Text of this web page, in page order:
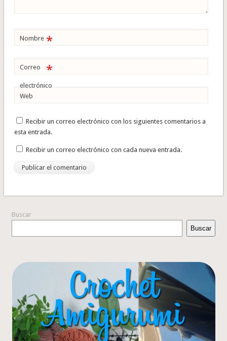
Nombre *
Correo
electrónico
*
Web
Recibir un correo electrónico con los siguientes comentarios a
esta entrada.
Recibir un correo electrónico con cada nueva entrada.
Buscar
Buscar